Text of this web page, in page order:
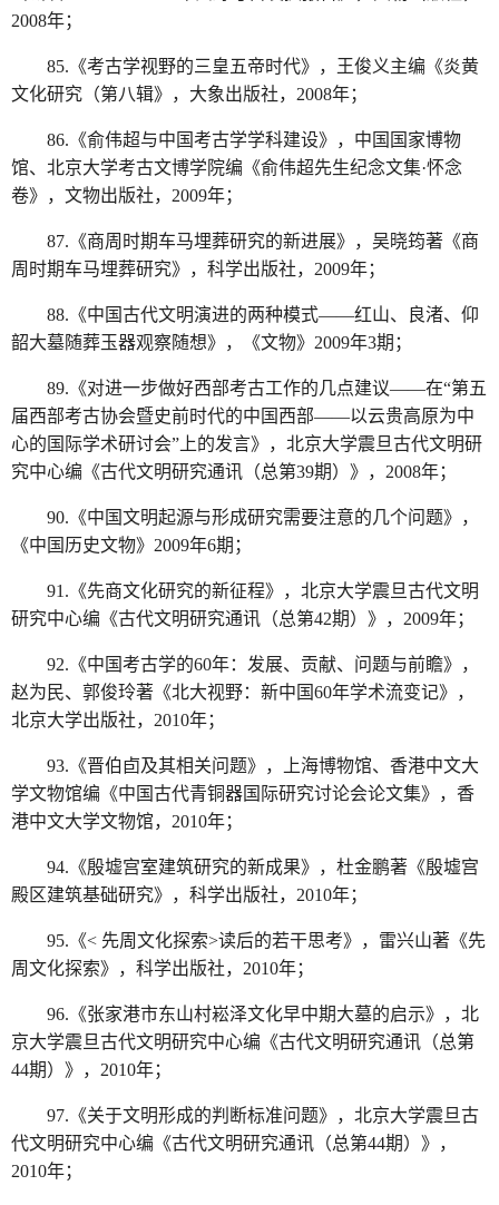
2008年；
85.《考古学视野的三皇五帝时代》，王俊义主编《炎黄
文化研究（第八辑》，大象出版社，2008年；
86.《俞伟超与中国考古学学科建设》，中国国家博物
馆、北京大学考古文博学院编《俞伟超先生纪念文集·怀念
卷》，文物出版社，2009年；
87.《商周时期车马埋葬研究的新进展》，吴晓筠著《商
周时期车马埋葬研究》，科学出版社，2009年；
88.《中国古代文明演进的两种模式——红山、良渚、仰
韶大墓随葬玉器观察随想》，《文物》2009年3期；
89.《对进一步做好西部考古工作的几点建议——在“第五
届西部考古协会暨史前时代的中国西部——以云贵高原为中
心的国际学术研讨会”上的发言》，北京大学震旦古代文明研
究中心编《古代文明研究通讯（总第39期）》，2008年；
90.《中国文明起源与形成研究需要注意的几个问题》，
《中国历史文物》2009年6期；
91.《先商文化研究的新征程》，北京大学震旦古代文明
研究中心编《古代文明研究通讯（总第42期）》，2009年；
92.《中国考古学的60年：发展、贡献、问题与前瞻》，
赵为民、郭俊玲著《北大视野：新中国60年学术流变记》，
北京大学出版社，2010年；
93.《晋伯卣及其相关问题》，上海博物馆、香港中文大
学文物馆编《中国古代青铜器国际研究讨论会论文集》，香
港中文大学文物馆，2010年；
94.《殷墟宫室建筑研究的新成果》，杜金鹏著《殷墟宫
殿区建筑基础研究》，科学出版社，2010年；
95.《< 先周文化探索>读后的若干思考》，雷兴山著《先
周文化探索》，科学出版社，2010年；
96.《张家港市东山村崧泽文化早中期大墓的启示》，北
京大学震旦古代文明研究中心编《古代文明研究通讯（总第
44期）》，2010年；
97.《关于文明形成的判断标准问题》，北京大学震旦古
代文明研究中心编《古代文明研究通讯（总第44期）》，
2010年；